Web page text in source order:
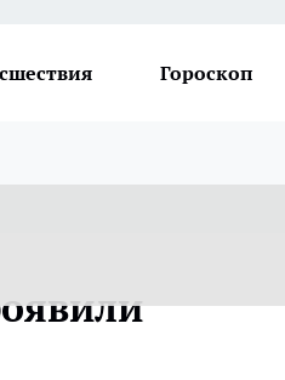
Гороскоп